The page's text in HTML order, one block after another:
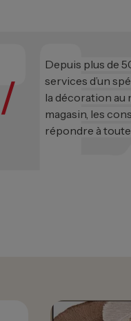
/
Depuis plus de
services d’un
la décoration au
magasin, les
répondre à